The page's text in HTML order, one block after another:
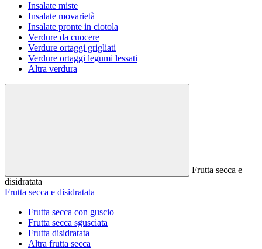
Insalate miste
Insalate movarietà
Insalate pronte in ciotola
Verdure da cuocere
Verdure ortaggi grigliati
Verdure ortaggi legumi lessati
Altra verdura
Frutta secca e
disidratata
Frutta secca e disidratata
Frutta secca con guscio
Frutta secca sgusciata
Frutta disidratata
Altra frutta secca